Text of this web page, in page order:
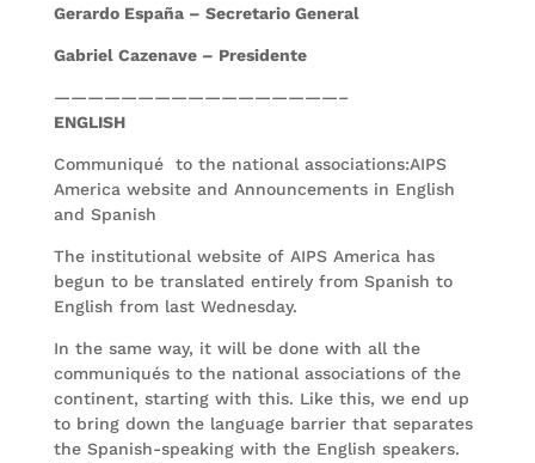
Gerardo España – Secretario General
Gabriel Cazenave – Presidente
—————————————————–
ENGLISH
Communiqué to the national associations:AIPS
America website and Announcements in English
and Spanish
The institutional website of AIPS America has
begun to be translated entirely from Spanish to
English from last Wednesday.
In the same way, it will be done with all the
communiqués to the national associations of the
continent, starting with this. Like this, we end up
to bring down the language barrier that separates
the Spanish-speaking with the English speakers.